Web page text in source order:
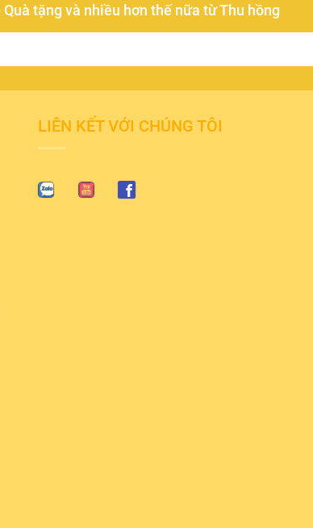
tặng và nhiều hơn thế nữa từ Thu hồng
LIÊN KẾT VỚI CHÚNG TÔI